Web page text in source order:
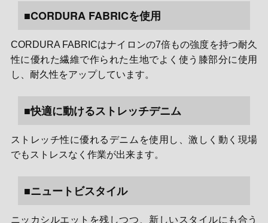
■CORDURA FABRICを使用
CORDURA FABRICはナイロンの7倍もの強度を持つ耐久
性に優れた繊維で作られた生地でよく使う膝部分に使用
し、耐久性をアップしています。
■快適に動けるストレッチデニム
ストレッチ性に優れるデニムを使用し、激しく動く現場
でもストレスなく作業が出来ます。
■ニュートビスタイル
ニッカシルエットを残しつつ、新しいスタイルにも合う